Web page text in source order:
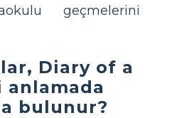
geçmelerini
Diary of a
bulunur?